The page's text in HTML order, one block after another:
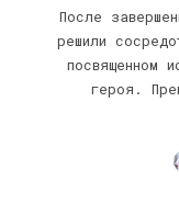
После
решили
посвященном
героя.